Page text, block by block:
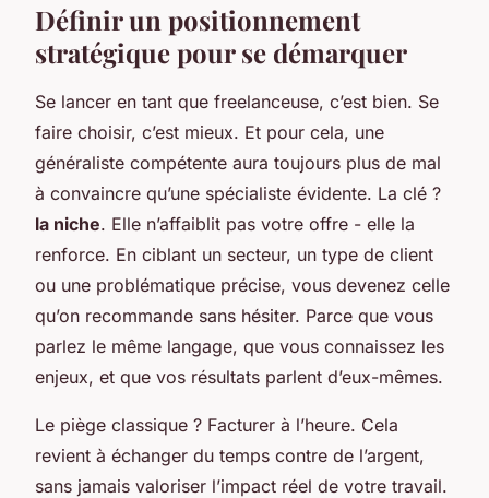
Définir un positionnement
stratégique pour se démarquer
Se lancer en tant que freelanceuse, c’est bien. Se
faire choisir, c’est mieux. Et pour cela, une
généraliste compétente aura toujours plus de mal
à convaincre qu’une spécialiste évidente. La clé ?
la niche. Elle n’affaiblit pas votre offre - elle la
renforce. En ciblant un secteur, un type de client
ou une problématique précise, vous devenez celle
qu’on recommande sans hésiter. Parce que vous
parlez le même langage, que vous connaissez les
enjeux, et que vos résultats parlent d’eux-mêmes.
Le piège classique ? Facturer à l’heure. Cela
revient à échanger du temps contre de l’argent,
sans jamais valoriser l’impact réel de votre travail.